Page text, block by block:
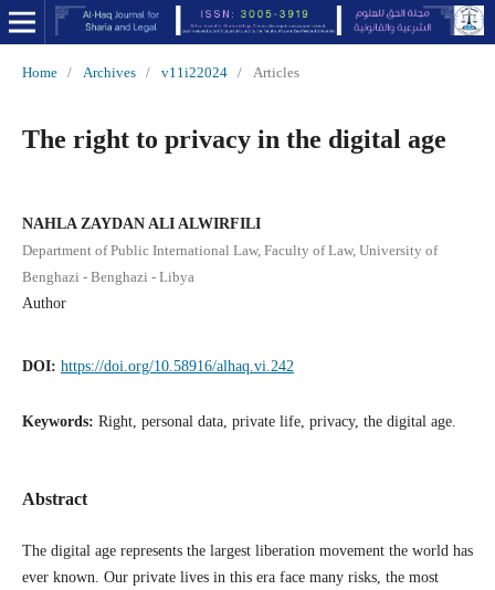
Home / Archives / v11i22024 / Articles
The right to privacy in the digital age
NAHLA ZAYDAN ALI ALWIRFILI
Department of Public International Law, Faculty of Law, University of
Benghazi - Benghazi - Libya
Author
DOI: https://doi.org/10.58916/alhaq.vi.242
Keywords: Right, personal data, private life, privacy, the digital age.
Abstract
The digital age represents the largest liberation movement the world has
ever known. Our private lives in this era face many risks, the most